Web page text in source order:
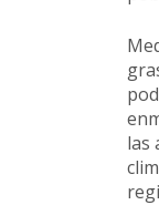
las